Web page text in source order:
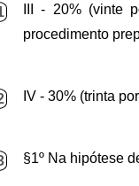
III - 20% (vinte
procedimento
IV - 30% (trinta
§1º Na hipótese